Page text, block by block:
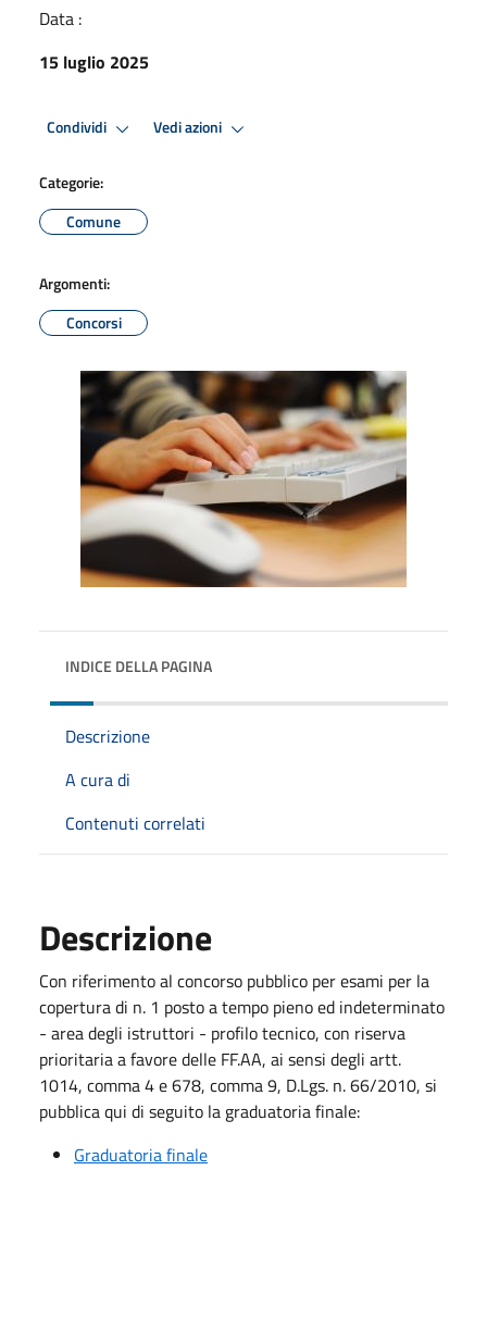
Data :
15 luglio 2025
Condividi Vedi azioni
Categorie:
Comune
Argomenti:
Concorsi
INDICE DELLA PAGINA
Descrizione
A cura di
Contenuti correlati
Descrizione
Con riferimento al concorso pubblico per esami per la
copertura di n. 1 posto a tempo pieno ed indeterminato
- area degli istruttori - profilo tecnico, con riserva
prioritaria a favore delle FF.AA, ai sensi degli artt.
1014, comma 4 e 678, comma 9, D.Lgs. n. 66/2010, si
pubblica qui di seguito la graduatoria finale:
Graduatoria finale